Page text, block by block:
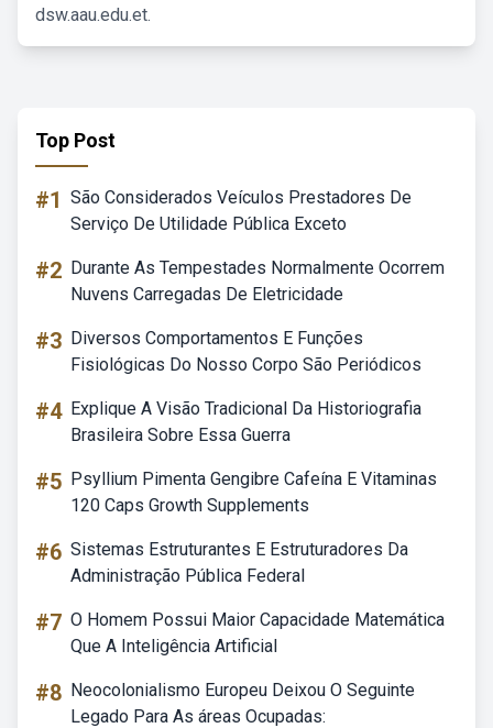
dsw.aau.edu.et.
Top Post
#1 São Considerados Veículos Prestadores De
Serviço De Utilidade Pública Exceto
#2 Durante As Tempestades Normalmente Ocorrem
Nuvens Carregadas De Eletricidade
#3 Diversos Comportamentos E Funções
Fisiológicas Do Nosso Corpo São Periódicos
#4 Explique A Visão Tradicional Da Historiografia
Brasileira Sobre Essa Guerra
#5 Psyllium Pimenta Gengibre Cafeína E Vitaminas
120 Caps Growth Supplements
#6 Sistemas Estruturantes E Estruturadores Da
Administração Pública Federal
#7 O Homem Possui Maior Capacidade Matemática
Que A Inteligência Artificial
#8 Neocolonialismo Europeu Deixou O Seguinte
Legado Para As áreas Ocupadas: